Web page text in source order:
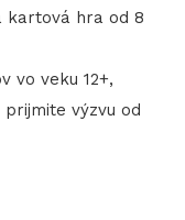
kartová hra od 8
vo veku 12+,
prijmite výzvu od